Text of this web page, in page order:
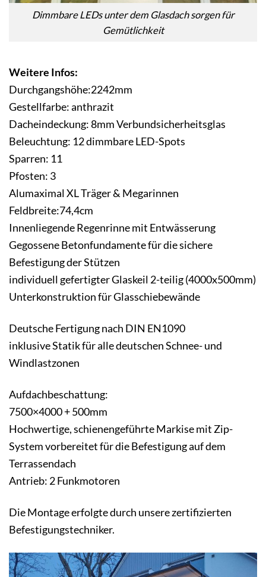
Dimmbare LEDs unter dem Glasdach sorgen für
Gemütlichkeit
Weitere Infos:
Durchgangshöhe:2242mm
Gestellfarbe: anthrazit
Dacheindeckung: 8mm Verbundsicherheitsglas
Beleuchtung: 12 dimmbare LED-Spots
Sparren: 11
Pfosten: 3
Alumaximal XL Träger & Megarinnen
Feldbreite:74,4cm
Innenliegende Regenrinne mit Entwässerung
Gegossene Betonfundamente für die sichere
Befestigung der Stützen
individuell gefertigter Glaskeil 2-teilig (4000x500mm)
Unterkonstruktion für Glasschiebewände
Deutsche Fertigung nach DIN EN1090
inklusive Statik für alle deutschen Schnee- und
Windlastzonen
Aufdachbeschattung:
7500×4000 + 500mm
Hochwertige, schienengeführte Markise mit Zip-
System vorbereitet für die Befestigung auf dem
Terrassendach
Antrieb: 2 Funkmotoren
Die Montage erfolgte durch unsere zertifizierten
Befestigungstechniker.